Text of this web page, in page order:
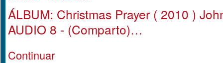
ÁLBUM: Christmas Prayer ( 2010 )
AUDIO 8 - (Comparto)…
Continuar